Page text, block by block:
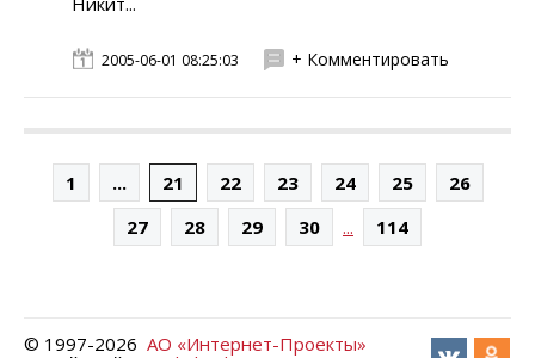
2005-06-01 08:25:03 + Комментировать
1 ... 21 22 23 24 25
26
27
28 29 30 ... 114
© 1997-2026 АО «Интернет-Проекты»